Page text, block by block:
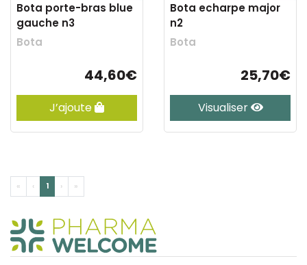
Bota porte-bras blue
gauche n3
Bota
44,60€
J’ajoute
Bota echarpe major
n2
Bota
25,70€
Visualiser
« ‹ 1 › »